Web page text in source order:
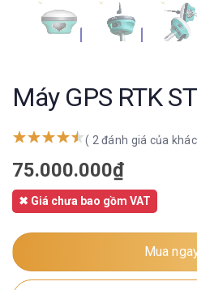
Máy GPS RTK
( 2 đánh giá của
75.000.000₫
✖ Giá chưa bao gồm VAT
Mua